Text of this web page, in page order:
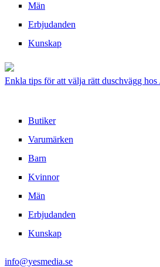
Män
Erbjudanden
Kunskap
Enkla tips för att välja rätt duschvägg hos
Butiker
Varumärken
Barn
Kvinnor
Män
Erbjudanden
Kunskap
info@yesmedia.se